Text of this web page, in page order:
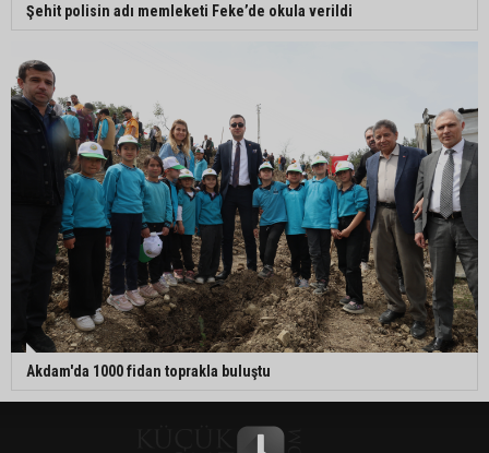
Şehit polisin adı memleketi Feke’de okula verildi
Akdam'da 1000 fidan toprakla buluştu